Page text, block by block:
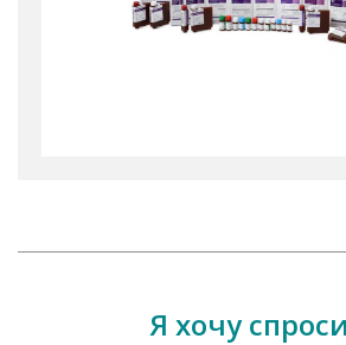
Я хочу